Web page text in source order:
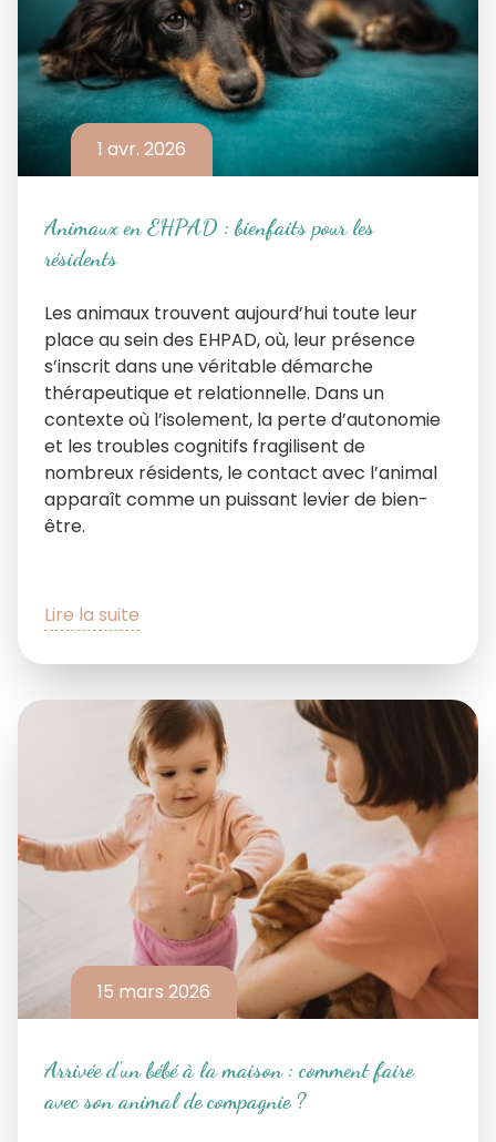
1 avr. 2026
Animaux en EHPAD : bienfaits pour les
résidents
Les animaux trouvent aujourd’hui toute leur
place au sein des EHPAD, où, leur présence
s’inscrit dans une véritable démarche
thérapeutique et relationnelle. Dans un
contexte où l’isolement, la perte d’autonomie
et les troubles cognitifs fragilisent de
nombreux résidents, le contact avec l’animal
apparaît comme un puissant levier de bien-
être.
Lire la suite
15 mars 2026
Arrivée d'un bébé à la maison : comment faire
avec son animal de compagnie ?